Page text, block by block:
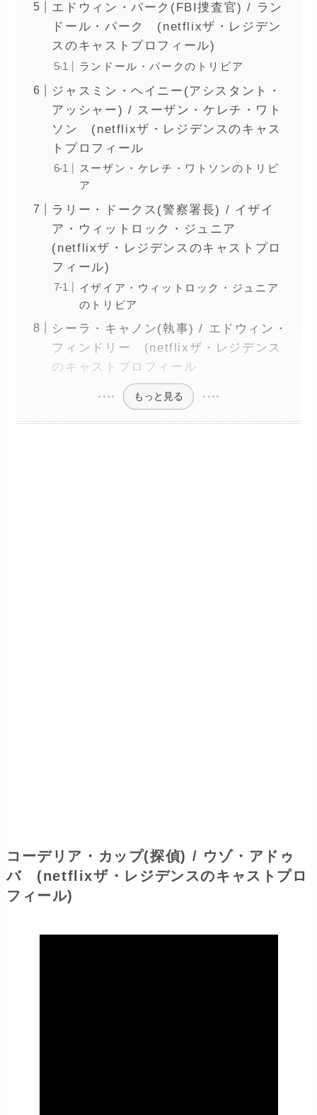
エドウィン・パーク(FBI捜査官) / ラン
ドール・パーク (netflixザ・レジデン
スのキャストプロフィール)
ランドール・パークのトリビア
ジャスミン・ヘイニー(アシスタント・
アッシャー) / スーザン・ケレチ・ワト
ソン (netflixザ・レジデンスのキャス
トプロフィール
スーザン・ケレチ・ワトソンのトリビ
ア
ラリー・ドークス(警察署長) / イザイ
ア・ウィットロック・ジュニア
(netflixザ・レジデンスのキャストプロ
フィール)
イザイア・ウィットロック・ジュニア
のトリビア
シーラ・キャノン(執事) / エドウィン・
フィンドリー (netflixザ・レジデンス
のキャストプロフィール
もっと見る
コーデリア・カップ(探偵) / ウゾ・アドゥ
バ (netflixザ・レジデンスのキャストプロ
フィール)